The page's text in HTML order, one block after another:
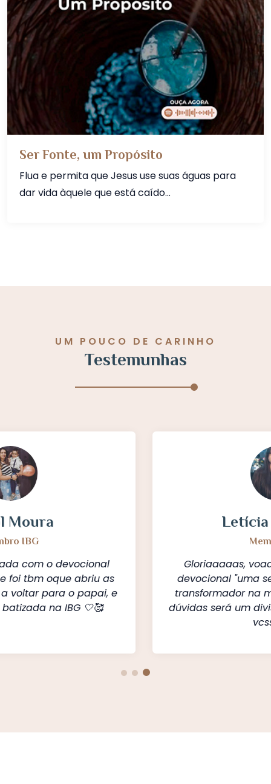
Ser Fonte, um Propósito
Flua e permita que Jesus use suas águas para
dar vida àquele que está caído...
UM POUCO DE CARINHO
Testemunhas
Gloriaaaaas, voaaaa pastorinha❤️ seu
devocional "uma semente" tem sido algo
transformador na minha vida! O vol.2 sem
dúvidas será um divisor de águas! Amooooo